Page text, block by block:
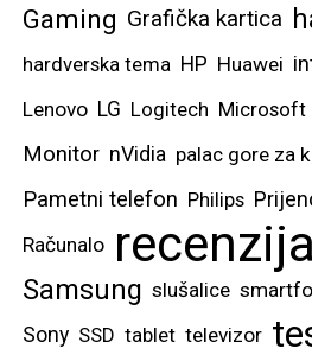
Gaming Grafička kartica
hardverska tema HP Huawei
Lenovo LG Logitech Microsoft
Monitor nVidia palac gore za
Pametni telefon Philips
Računalo recenzija
Samsung slušalice
Sony SSD tablet televizor